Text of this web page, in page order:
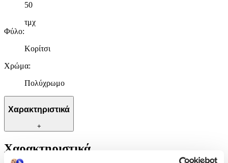
50
τμχ
Φύλο:
Κορίτσι
Χρώμα:
Πολύχρωμο
Χαρακτηριστικά
+
Χαρακτηριστικά